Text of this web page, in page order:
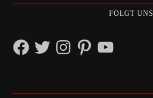
FOLGT UNS
FacebookTwitterInstagramPinterestYouTube